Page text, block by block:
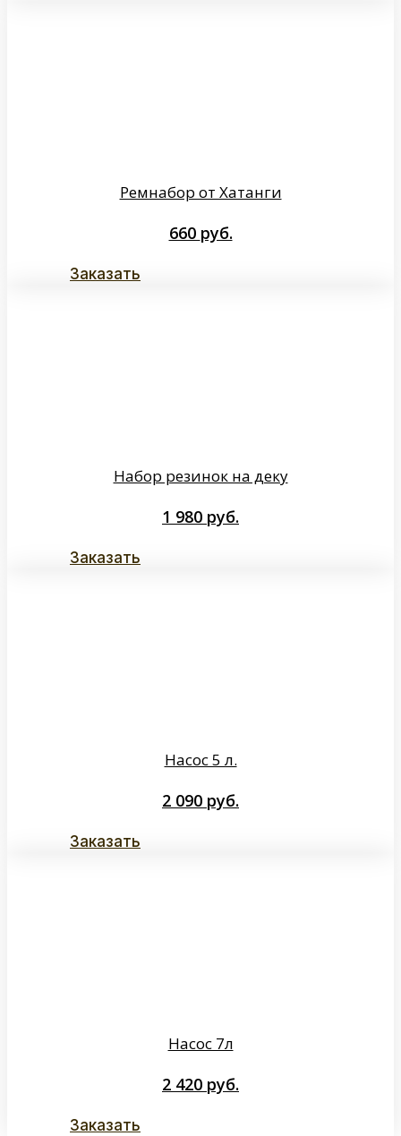
Ремнабор от Хатанги
660 руб.
Заказать
Набор резинок на деку
1 980 руб.
Заказать
Насос 5 л.
2 090 руб.
Заказать
Насос 7л
2 420 руб.
Заказать